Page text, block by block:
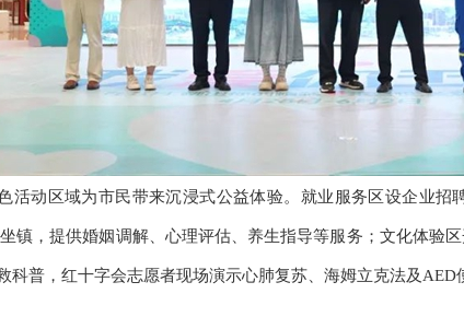
活动区域为市民带来沉浸式公益体验。就业服务区设企业
镇，提供婚姻调解、心理评估、养生指导等服务；文化体验
科普，红十字会志愿者现场演示心肺复苏、海姆立克法及AED